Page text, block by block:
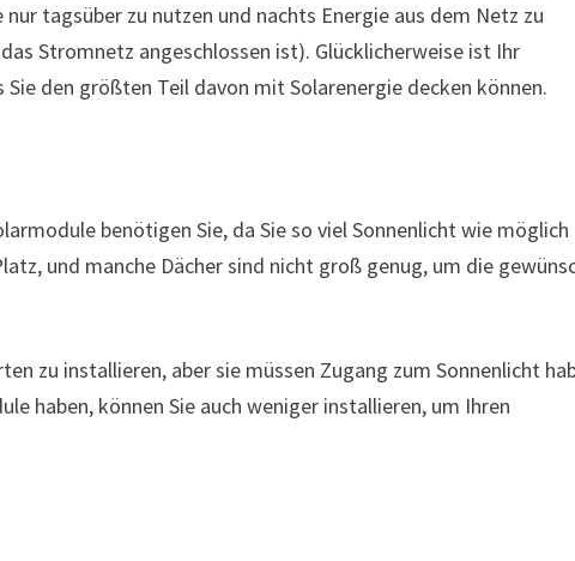
tagsüber zu nutzen und nachts Energie aus dem Netz zu
Stromnetz angeschlossen ist). Glücklicherweise ist Ihr
den größten Teil davon mit Solarenergie decken können.
benötigen Sie, da Sie so viel Sonnenlicht wie möglich
und manche Dächer sind nicht groß genug, um die
zu installieren, aber sie müssen Zugang zum Sonnenlicht
haben, können Sie auch weniger installieren, um Ihren